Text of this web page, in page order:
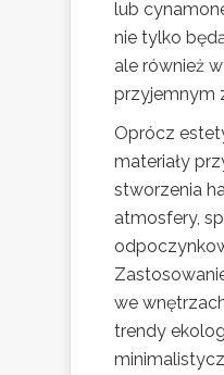
lub
nie tylko
ale również
przyjemnym
Oprócz
materiały
stworzenia
atmosfery,
we
trendy